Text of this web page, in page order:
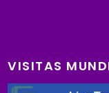
VISITAS